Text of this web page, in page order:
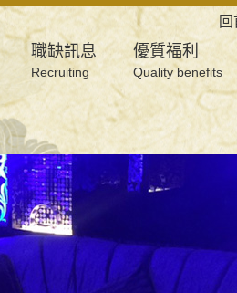
職缺訊息
Recruiting
優質福利
Quality benefits